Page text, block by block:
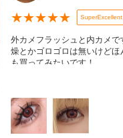
★★★★★ SuperExcellent
外カメフラッシュと内カメ
燥とかゴロゴロは無いけど
も買ってみたいです！